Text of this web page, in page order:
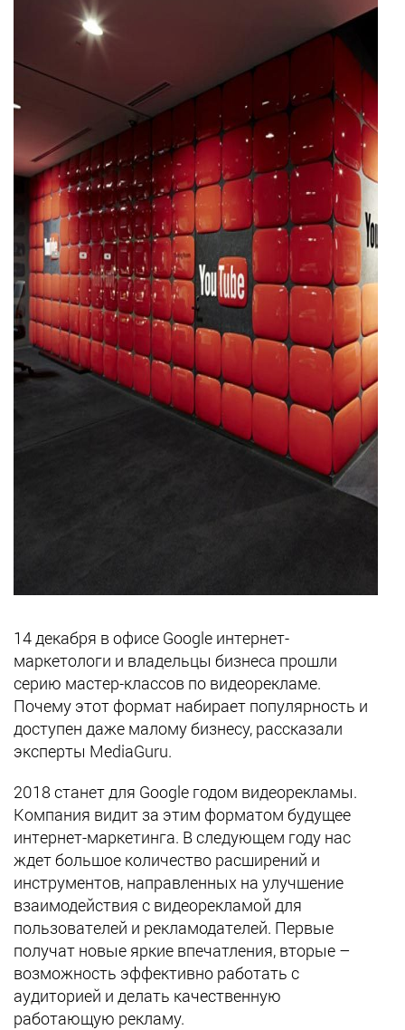
14 декабря в офисе Google интернет-
маркетологи и владельцы бизнеса прошли
серию мастер-классов по видеорекламе.
Почему этот формат набирает популярность и
доступен даже малому бизнесу, рассказали
эксперты MediaGuru.
2018 станет для Google годом видеорекламы.
Компания видит за этим форматом будущее
интернет-маркетинга. В следующем году нас
ждет большое количество расширений и
инструментов, направленных на улучшение
взаимодействия с видеорекламой для
пользователей и рекламодателей. Первые
получат новые яркие впечатления, вторые –
возможность эффективно работать с
аудиторией и делать качественную
работающую рекламу.